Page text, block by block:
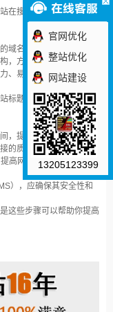
在搜索引擎中的排名和可
域名和网站名称。
，方便用户浏览和搜索。
、易于阅读和理解，并且
标题、元描述、头部标签
，提高用户体验。
的质量和数量。
高网站在搜索引擎中的
），应确保其安全性和
这些步骤可以帮助你提高
官网优化
整站优化
网站建设
13205123399